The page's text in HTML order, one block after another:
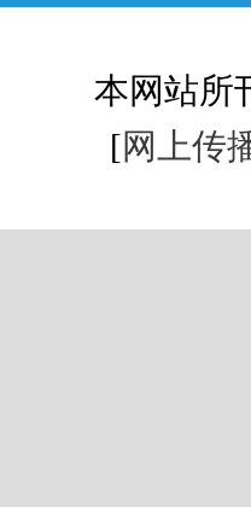
本网站所
[网上传